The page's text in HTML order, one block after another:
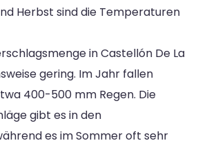
Herbst sind die Temperaturen
in Castellón De La
gering. Im Jahr fallen
400-500 mm Regen. Die
gibt es in den
es im Sommer oft sehr